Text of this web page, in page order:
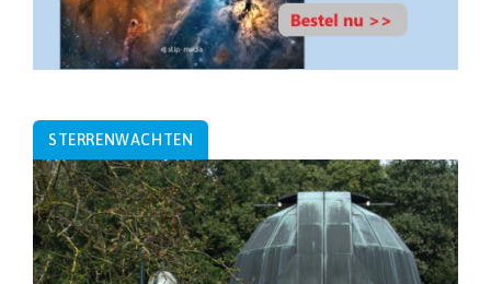
STERRENWACHTEN